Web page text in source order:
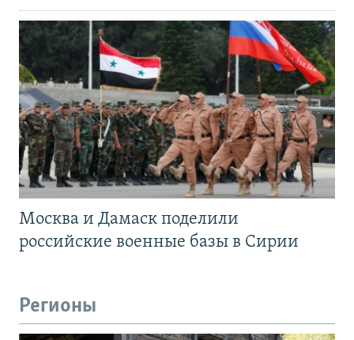
Москва и Дамаск поделили
российские военные базы в Сирии
Регионы